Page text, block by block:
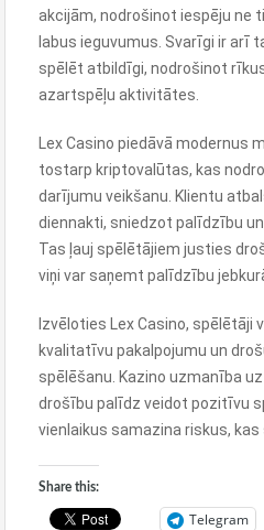
akcijām, nodrošinot iespēju ne
labus ieguvumus. Svarīgi ir arī
spēlēt atbildīgi, nodrošinot
azartspēļu aktivitātes.
Lex Casino piedāvā modernus
tostarp kriptovalūtas, kas
darījumu veikšanu. Klientu
diennakti, sniedzot palīdzību
Tas ļauj spēlētājiem justies
viņi var saņemt palīdzību
Izvēloties Lex Casino, spēlētāji
kvalitatīvu pakalpojumu un
spēlēšanu. Kazino uzmanība
drošību palīdz veidot pozitīvu
vienlaikus samazina riskus,
Share this:
Telegram